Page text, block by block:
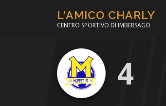
L'AMICO CHARLY
CENTRO SPORTIVO DI IMBERSAGO
4